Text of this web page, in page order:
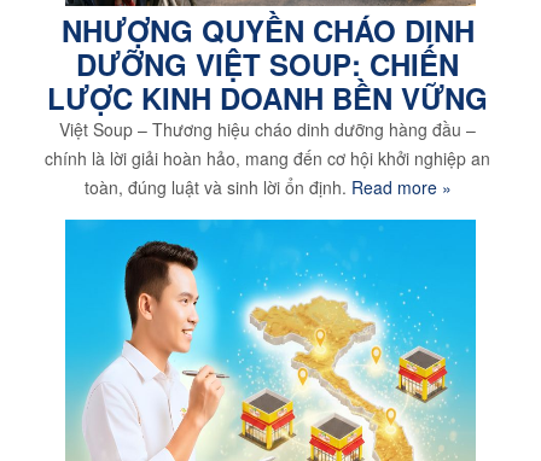
NHƯỢNG QUYỀN CHÁO DINH
DƯỠNG VIỆT SOUP: CHIẾN
LƯỢC KINH DOANH BỀN VỮNG
Việt Soup – Thương hiệu cháo dinh dưỡng hàng đầu –
chính là lời giải hoàn hảo, mang đến cơ hội khởi nghiệp an
toàn, đúng luật và sinh lời ổn định. Read more »